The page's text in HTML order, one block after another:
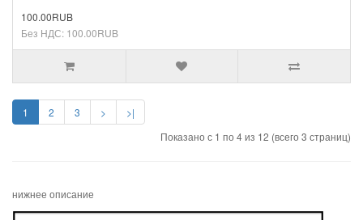
100.00RUB
Без НДС: 100.00RUB
1 2 3 >
>|
Показано с 1 по 4 из 12 (всего 3 страниц)
нижнее описание